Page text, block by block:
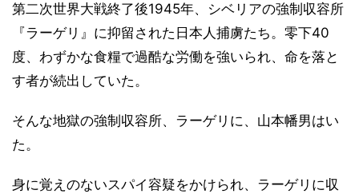
第二次世界大戦終了後1945年、シベリアの強制収容所
『ラーゲリ』に抑留された日本人捕虜たち。零下40
度、わずかな食糧で過酷な労働を強いられ、命を落と
す者が続出していた。
そんな地獄の強制収容所、ラーゲリに、山本幡男はい
た。
身に覚えのないスパイ容疑をかけられ、ラーゲリに収